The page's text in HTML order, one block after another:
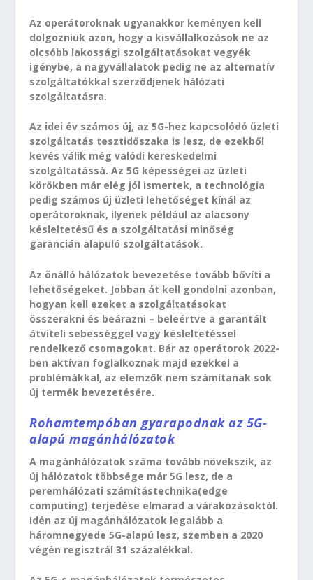
Az operátoroknak ugyanakkor keményen kell
dolgozniuk azon, hogy a kisvállalkozások ne az
olcsóbb lakossági szolgáltatásokat vegyék
igénybe, a nagyvállalatok pedig ne az alternatív
szolgáltatókkal szerződjenek hálózati
szolgáltatásra.
Az idei év számos új, az 5G-hez kapcsolódó üzleti
szolgáltatás tesztidőszaka is lesz, de ezekből
kevés válik még valódi kereskedelmi
szolgáltatássá. Az 5G képességei az üzleti
körökben már elég jól ismertek, a technológia
pedig számos új üzleti lehetőséget kínál az
operátoroknak, ilyenek például az alacsony
késleltetésű és a szolgáltatási minőség
garancián alapuló szolgáltatások.
Az önálló hálózatok bevezetése tovább bővíti a
lehetőségeket. Jobban át kell gondolni azonban,
hogyan kell ezeket a szolgáltatásokat
összerakni és beárazni – beleértve a garantált
átviteli sebességgel vagy késleltetéssel
rendelkező csomagokat. Bár az operátorok 2022-
ben aktívan foglalkoznak majd ezekkel a
problémákkal, az elemzők nem számítanak sok
új termék bevezetésére.
Rohamtempóban gyarapodnak az 5G-
alapú magánhálózatok
A magánhálózatok száma tovább növekszik, az
új hálózatok többsége már 5G lesz, de a
peremhálózati számítástechnika(edge
computing) terjedése elmarad a várakozásoktól.
Idén az új magánhálózatok legalább a
háromnegyede 5G-alapú lesz, szemben a 2020
végén regisztrál 31 százalékkal.